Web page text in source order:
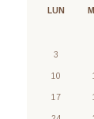
LUN
3
10
17